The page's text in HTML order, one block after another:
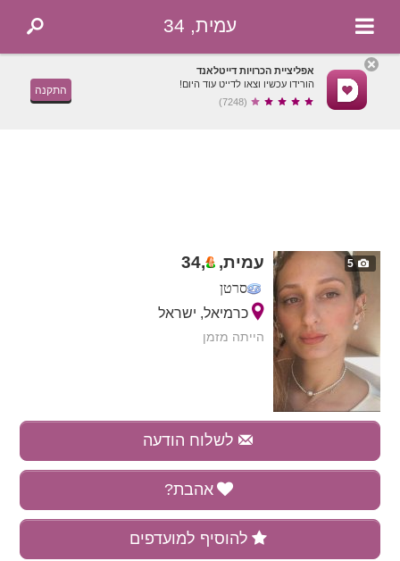
עמית, 34
אפליציית הכרויות דייטלאנד
הורידו עכשיו וצאו לדייט עוד היום!
(7248)
התקנה
5 עמית, ,
34
סרטן
כרמיאל, ישראל
הייתה מזמן
לשלוח הודעה
אהבת?
להוסיף למועדפים